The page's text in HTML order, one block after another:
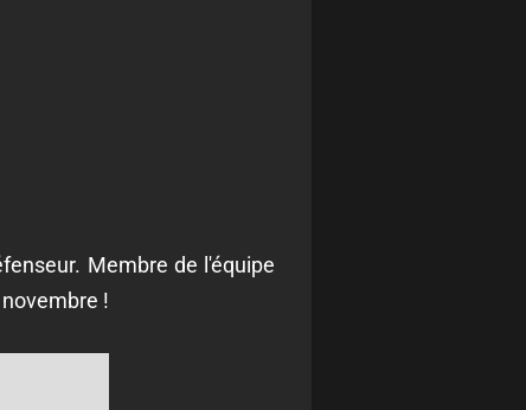
Membre de l'équipe
!